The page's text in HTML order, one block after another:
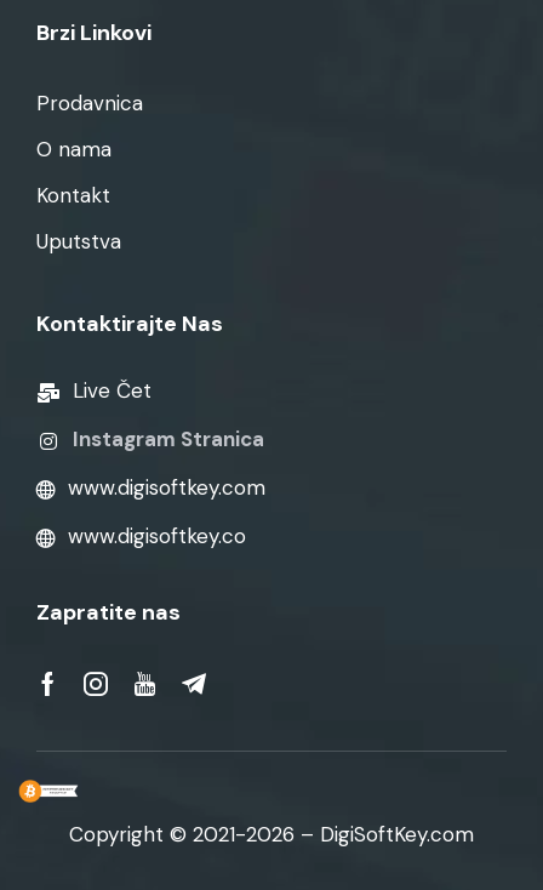
Brzi Linkovi
Prodavnica
O nama
Kontakt
Uputstva
Kontaktirajte Nas
Live Čet
Instagram Stranica
www.digisoftkey.com
www.digisoftkey.co
Zapratite nas
Copyright © 2021-2026 – DigiSoftKey.com